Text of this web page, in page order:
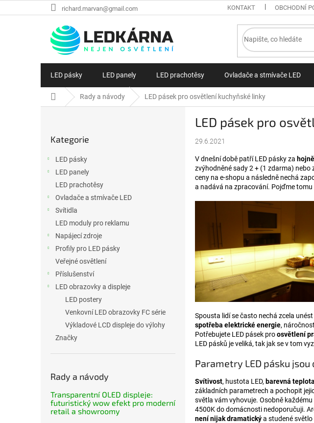
richard.marvan@gmail.com KONTAKT OBCHODNÍ
LED pásky LED panely LED prachotěsy Ovladače a stmívače LED
Domů Rady a návody LED pásek pro osvětlení kuchyňské linky
Kategorie
LED pásky
LED panely
LED prachotěsy
Ovladače a stmívače LED
Svítidla
LED moduly pro reklamu
Napájecí zdroje
Profily pro LED pásky
Veřejné osvětlení
Příslušenství
LED obrazovky a displeje
LED postery
Venkovní LED obrazovky FC série
Výkladové LCD displeje do výlohy
Značky
Rady a návody
Transparentní OLED displeje:
futuristický wow efekt pro moderní
retail a showroomy
LED pásek pro
29.6.2021
V dnešní době patří LED pásky za
zvýhodněné sady 2 + (1 zdarma)
ceny na e-shopu a následně nechá
a nadává na zpracování. Pojďme tomu
Spousta lidí se často nechá zcela
spotřeba elektrické energie,
Potřebujete LED pásek proosvětlení
LED pásků je veliká, tak jak se v tom
Parametry LED pásku jsou
Svítivost, hustota LED, barevná teplota
základních parametrech a pochopit
světla vám vyhovuje. Osobně
4500K do domácnosti nedoporučuji.
není nijak dramatickýa studené